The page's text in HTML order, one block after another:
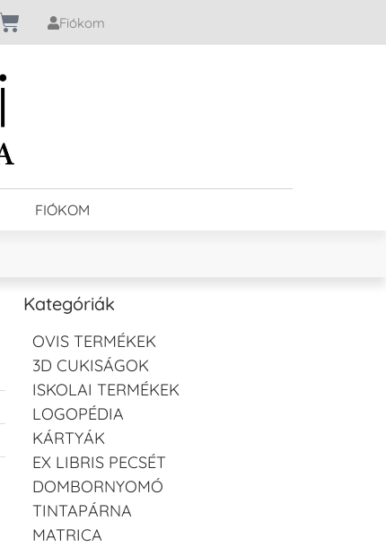
Fiókom
FIÓKOM
Kategóriák
OVIS TERMÉKEK
3D CUKISÁGOK
ISKOLAI TERMÉKEK
LOGOPÉDIA
KÁRTYÁK
EX LIBRIS PECSÉT
DOMBORNYOMÓ
TINTAPÁRNA
MATRICA